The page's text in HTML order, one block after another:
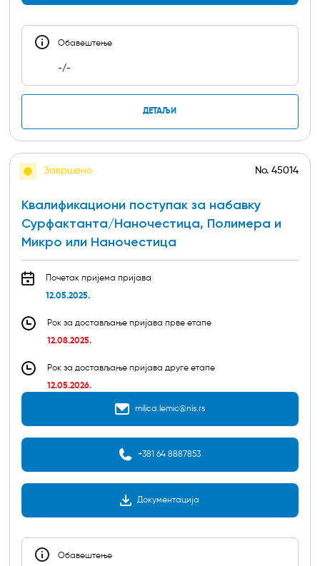
Обавештењe
-/-
ДЕТАЉИ
Завршено No. 45014
Квалификациони поступак за набавку
Сурфактанта/Наночестица, Полимера и
Микро или Наночестица
Почетак пријема пријава
12.05.2025.
Рок за достављање пријава прве етапе
12.08.2025.
Рок за достављање пријава друге етапе
12.05.2026.
milica.lemic@nis.rs
+381 64 8887853
Документација
Обавештењe